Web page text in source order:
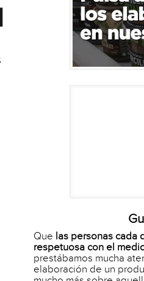
Que las personas cada
respetuosa con el
prestábamos mucha
elaboración de un